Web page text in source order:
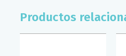
Productos